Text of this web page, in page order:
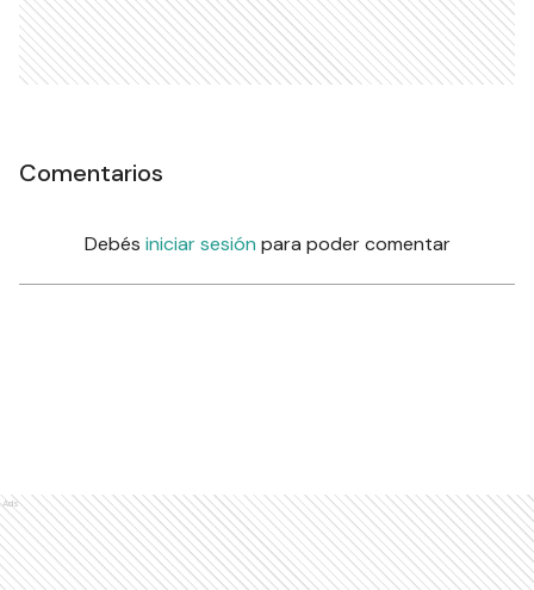
Comentarios
Debés iniciar sesión para poder comentar
Ads